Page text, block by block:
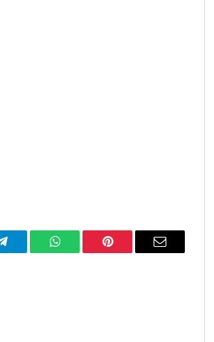
Telegram WhatsAppPinterest Email